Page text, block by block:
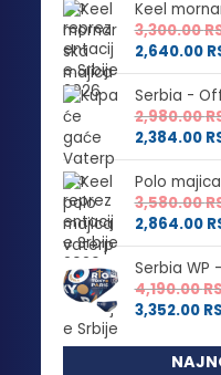
Keel
3,300.00
2,640.00
Serbia -
2,980.00
2,384.00
Polo
3,580.00
2,864.00
Serbia WP
4,190.00
3,352.00